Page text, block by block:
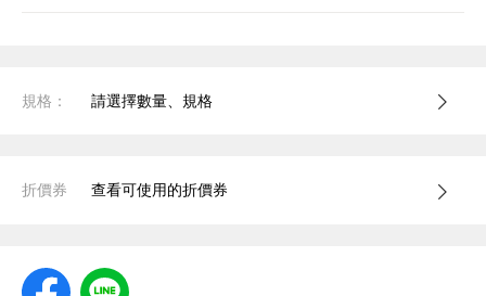
規格： 請選擇數量、規格
折價券 查看可使用的折價券